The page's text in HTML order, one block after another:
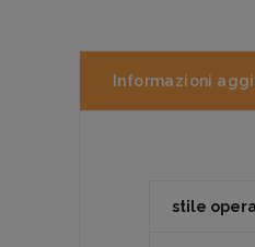
Informazioni
stile